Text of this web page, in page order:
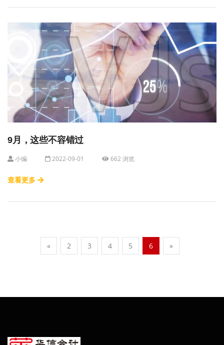
9月，这些不容错过
小编 2022-09-01 662 浏览
查看更多
« 2 3 4 5 6 »